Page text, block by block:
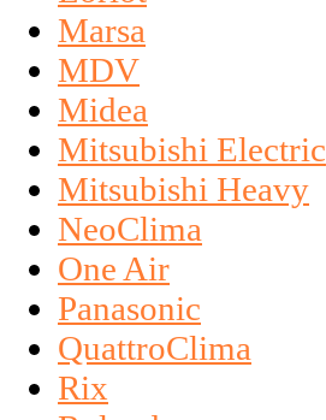
Marsa
MDV
Midea
Mitsubishi Electric
Mitsubishi Heavy
NeoClima
One Air
Panasonic
QuattroClima
Rix